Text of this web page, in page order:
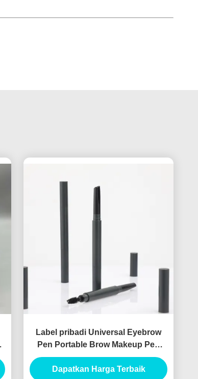
Label pribadi Universal Eyebrow
Pen Portable Brow Makeup Pen
Tube Double Ended Eyebrow
Pencil Custom Eyebrow Pen
Dapatkan Harga Terbaik